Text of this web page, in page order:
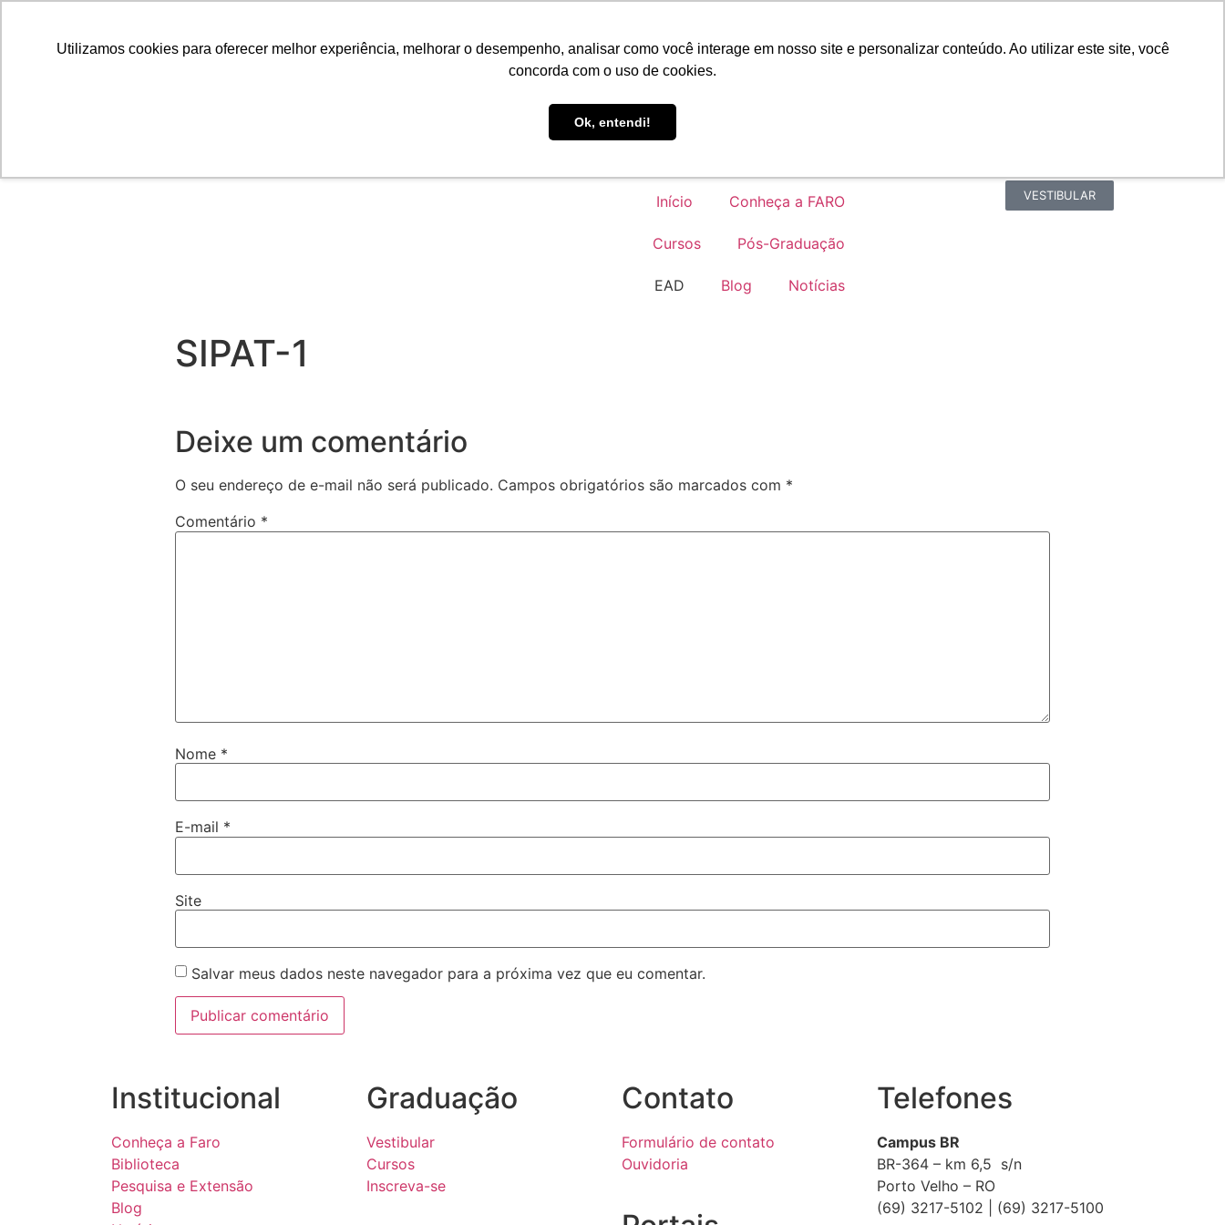
Utilizamos cookies para oferecer melhor experiência, melhorar o desempenho, analisar como você interage em nosso site e personalizar conteúdo. Ao utilizar este site, você
concorda com o uso de cookies.
Ok, entendi!
Início Conheça a FARO
Cursos Pós-Graduação
EAD Blog Notícias
VESTIBULAR
SIPAT-1
Deixe um comentário
O seu endereço de e-mail não será publicado. Campos obrigatórios são marcados com *
Comentário *
Nome *
E-mail *
Site
Salvar meus dados neste navegador para a próxima vez que eu comentar.
Institucional
Conheça a Faro
Biblioteca
Pesquisa e Extensão
Blog
Graduação
Vestibular
Cursos
Inscreva-se
Contato
Formulário de contato
Ouvidoria
Telefones
Campus BR
BR-364 – km 6,5 s/n
Porto Velho – RO
(69) 3217-5102 | (69) 3217-5100